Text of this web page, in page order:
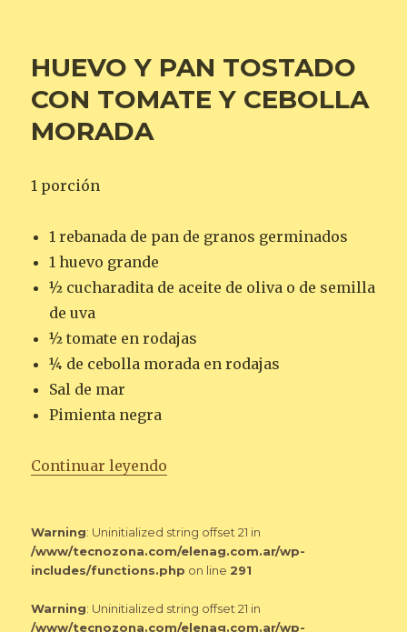
HUEVO Y PAN TOSTADO
CON TOMATE Y CEBOLLA
MORADA
1 porción
1 rebanada de pan de granos germinados
1 huevo grande
½ cucharadita de aceite de oliva o de semilla
de uva
½ tomate en rodajas
¼ de cebolla morada en rodajas
Sal de mar
Pimienta negra
Continuar leyendo
Warning: Uninitialized string offset 21 in
/www/tecnozona.com/elenag.com.ar/wp-
includes/functions.php on line 291
Warning: Uninitialized string offset 21 in
/www/tecnozona.com/elenag.com.ar/wp-